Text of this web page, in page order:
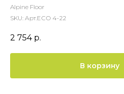
Alpine Floor
SKU: Арт.ЕСО 4-22
2 754 р.
В корзину